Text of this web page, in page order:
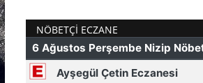
NÖBETÇI ECZANE